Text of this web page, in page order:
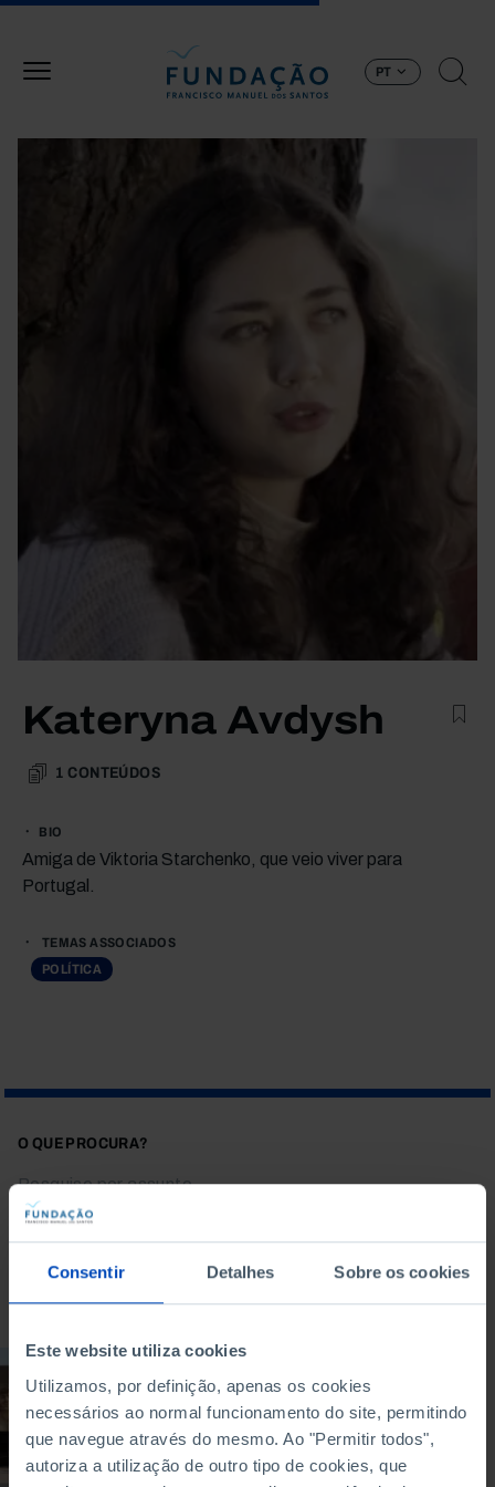
Consentir Detalhes Sobre os cookies
Este website utiliza cookies
Utilizamos, por definição, apenas os cookies
necessários ao normal funcionamento do site, permitindo
que navegue através do mesmo. Ao "Permitir todos",
autoriza a utilização de outro tipo de cookies, que
PT
Kateryna Avdysh
1 CONTEÚDOS
BIO
Amiga de Viktoria Starchenko, que veio viver para
Portugal.
TEMAS ASSOCIADOS
POLÍTICA
O QUE PROCURA?
Portugal na Europa -
raízes e horizontes